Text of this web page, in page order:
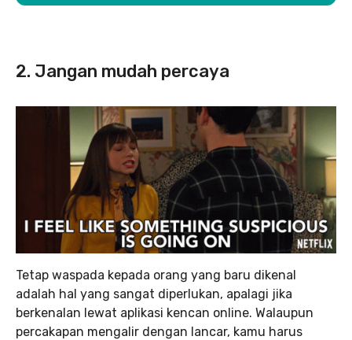
2. Jangan mudah percaya
Tetap waspada kepada orang yang baru dikenal
adalah hal yang sangat diperlukan, apalagi jika
berkenalan lewat aplikasi kencan online. Walaupun
percakapan mengalir dengan lancar, kamu harus